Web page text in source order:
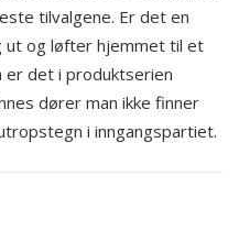
tilvalgene. Er det en
ut og løfter hjemmet til et
det i produktserien
dører man ikke finner
i inngangspartiet.